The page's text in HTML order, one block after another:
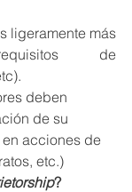
ligeramente más
de
deben
de su
acciones de
etc.)
?